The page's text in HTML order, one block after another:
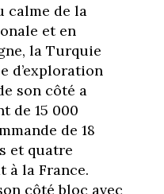
calme de la
et en
la Turquie
d’exploration
son côté a
de 15 000
de 18
et quatre
à la France.
côté bloc avec